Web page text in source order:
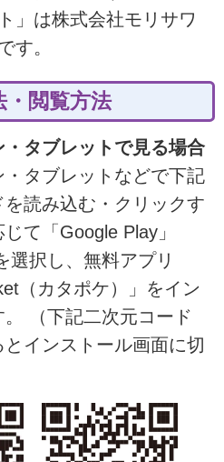
」は株式会社モリサワ
す。
・閲覧方法
・タブレットで見る場合
・タブレットなどで下記
読み込む・クリックす
て「Google Play」
選択し、無料アプリ
（カタポケ）」をイン
。 （下記二次元コード
インストール画面に切